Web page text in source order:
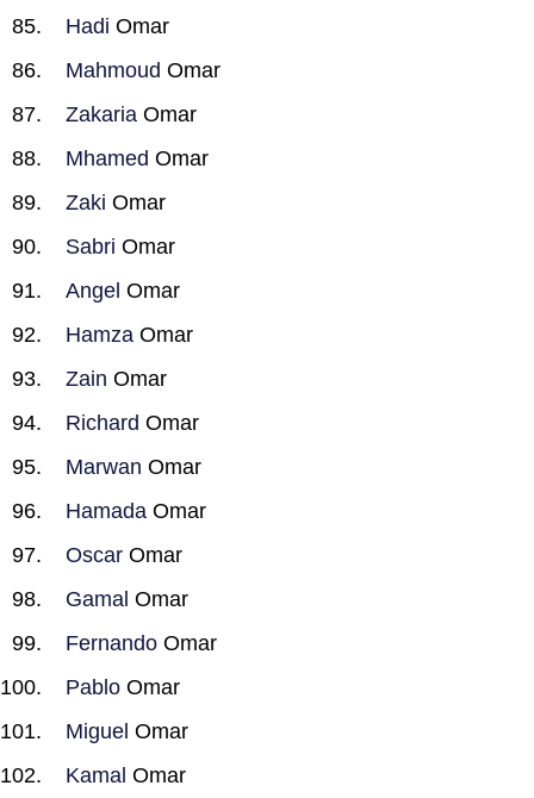
Hadi Omar
Mahmoud Omar
Zakaria Omar
Mhamed Omar
Zaki Omar
Sabri Omar
Angel Omar
Hamza Omar
Zain Omar
Richard Omar
Marwan Omar
Hamada Omar
Oscar Omar
Gamal Omar
Fernando Omar
Pablo Omar
Miguel Omar
Kamal Omar